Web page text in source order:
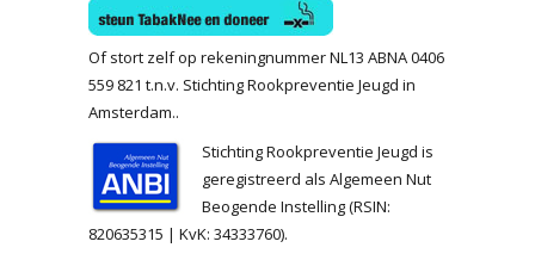
Of stort zelf op rekeningnummer NL13 ABNA 0406
559 821 t.n.v. Stichting Rookpreventie Jeugd in
Amsterdam..
Stichting Rookpreventie Jeugd is
geregistreerd als Algemeen Nut
Beogende Instelling (RSIN:
820635315 | KvK: 34333760).